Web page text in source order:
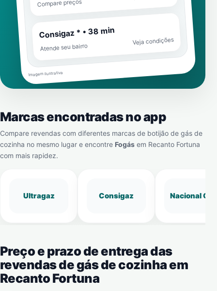
Compare preços
Consigaz * • 38 min
Atende seu bairro
Veja condições
Imagem ilustrativa
Marcas encontradas no app
Compare revendas com diferentes marcas de botijão de gás de
cozinha no mesmo lugar e encontre Fogás em Recanto Fortuna
com mais rapidez.
Ultragaz Consigaz Nacional Gás
Preço e prazo de entrega das
revendas de gás de cozinha em
Recanto Fortuna